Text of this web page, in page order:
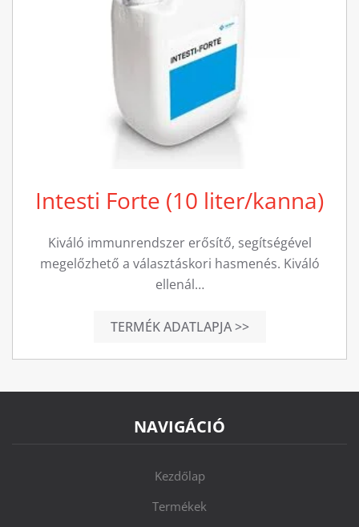
Intesti Forte (10 liter/kanna)
Kiváló immunrendszer erősítő, segítségével
megelőzhető a választáskori hasmenés. Kiváló
ellenál…
TERMÉK ADATLAPJA >>
NAVIGÁCIÓ
Kezdőlap
Termékek